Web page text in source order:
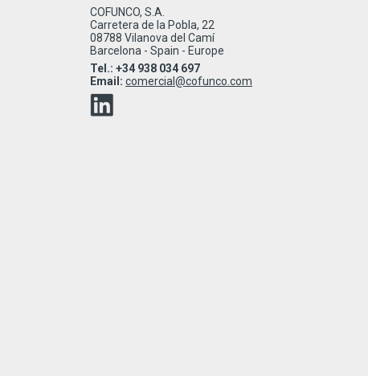
COFUNCO, S.A.
Carretera de la Pobla, 22
08788 Vilanova del Camí
Barcelona - Spain - Europe
Tel.: +34 938 034 697
Email: comercial@cofunco.com